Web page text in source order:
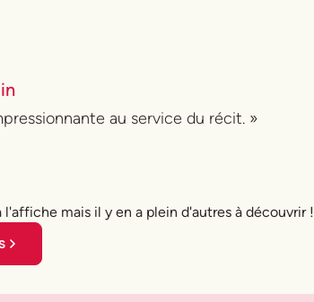
au service du récit. »
mais il y en a plein d'autres à découvrir !